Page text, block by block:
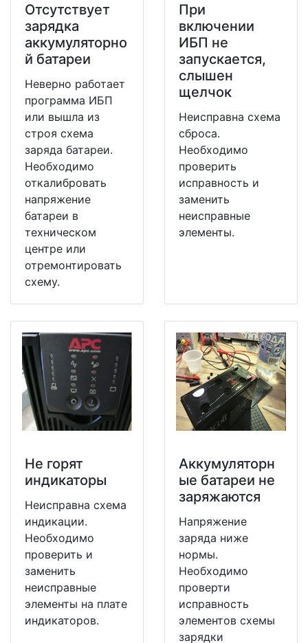
Отсутствует
зарядка
аккумуляторно
й батареи
Неверно работает
программа ИБП
или вышла из
строя схема
заряда батареи.
Необходимо
откалибровать
напряжение
батареи в
техническом
центре или
отремонтировать
схему.
При
включении
ИБП не
запускается,
слышен
щелчок
Неисправна схема
сброса.
Необходимо
проверить
исправность и
заменить
неисправные
элементы.
Не горят
индикаторы
Неисправна схема
индикации.
Необходимо
проверить и
заменить
неисправные
элементы на плате
индикаторов.
Аккумуляторн
ые батареи не
заряжаются
Напряжение
заряда ниже
нормы.
Необходимо
проверти
исправность
элементов схемы
зарядки